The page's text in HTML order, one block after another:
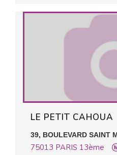
LE PETIT CAHOUA
39, BOULEVARD SAINT
75013 PARIS 13ème